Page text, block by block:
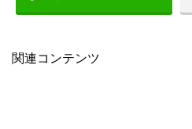
関連コンテンツ